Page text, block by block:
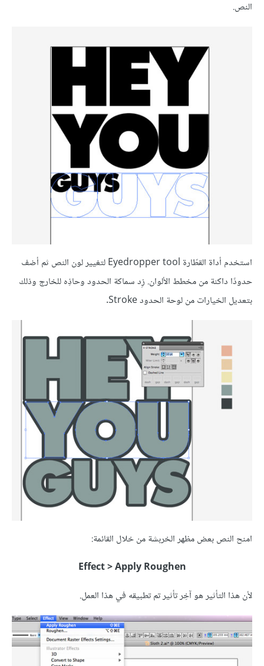
النص.
استخدم أداة القطّارة Eyedropper tool لتغيير لون النص ثم أضف
حدودًا داكنة من مخطط الألوان. زِد سماكة الحدود وحاذِه للخارج وذلك
بتعديل الخيارات من لوحة الحدود Stroke.
امنح النص بعض مظهر الخربشة من خلال القائمة:
Effect > Apply Roughen
لأن هذا التأثير هو آخِر تأثير تم تطبيقه في هذا العمل.